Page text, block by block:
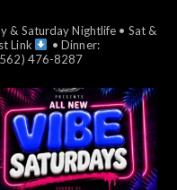
& Saturday Nightlife • Sat &
Link
• Dinner:
476-8287